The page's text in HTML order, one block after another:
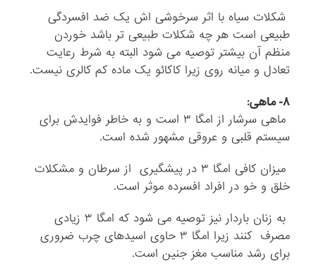
شکلات سیاه با اثر سرخوشی اش یک ضد افسردگی
طبیعی است هر چه شکلات طبیعی تر باشد خوردن
منظم آن بیشتر توصیه می شود البته به شرط رعایت
تعادل و میانه روی زیرا کاکائو یک ماده کم کالری نیست.
۸- ماهی:
ماهی سرشار از امگا ۳ است و به خاطر فوایدش برای
سیستم قلبی و عروقی مشهور شده است.
میزان کافی امگا ۳ در پیشگیری از سرطان و مشکلات
خلق و خو در افراد افسرده موثر است.
به زنان باردار نیز توصیه می شود که امگا ۳ زیادی
مصرف کنند زیرا امگا ۳ حاوی اسیدهای چرب ضروری
برای رشد مناسب مغز جنین است.